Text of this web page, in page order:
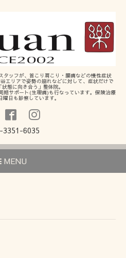
タッフが、首こり肩こり・腰痛などの慢性症状
エリアで姿勢の崩れなどに対して、症状だけで
態に向き合う」整体院。
期サポート(生理痛)も行なっています。保険治療
日も診察しています。
3351-6035
MENU